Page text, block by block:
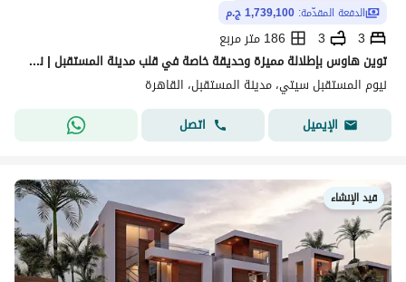
الدفعة المقدّمة: 1,739,100 ج.م
3
3
186 متر مربع
توين هاوس بإطلالة مميزة وحديقة خاصة في قلب مدينة المستقبل | نيوم المستقبل سيتي
نيوم المستقبل سيتي، مدينة المستقبل، القاهرة
الإيميل
اتصل
قيد الإنشاء